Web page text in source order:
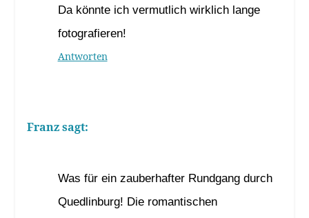
Da könnte ich vermutlich wirklich lange
fotografieren!
Antworten
Franz sagt:
Was für ein zauberhafter Rundgang durch
Quedlinburg! Die romantischen